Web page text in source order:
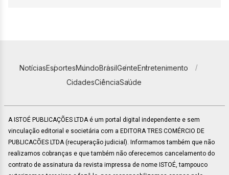
NotíciasEsportesMundoBrasilGenteEntretenimento
CidadesCiênciaSaúde
A ISTOÉ PUBLICAÇÕES LTDA é um portal digital independente e sem
vinculação editorial e societária com a EDITORA TRES COMÉRCIO DE
PUBLICACÕES LTDA (recuperação judicial). Informamos também que não
realizamos cobranças e que também não oferecemos cancelamento do
contrato de assinatura da revista impressa de nome ISTOÉ, tampouco